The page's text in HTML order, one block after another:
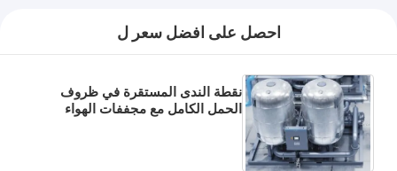
احصل على افضل سعر ل
نقطة الندى المستقرة في ظروف
الحمل الكامل مع مجففات الهواء